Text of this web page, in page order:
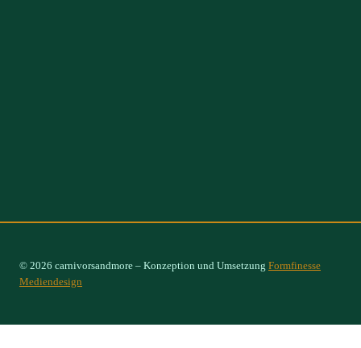
© 2026 carnivorsandmore – Konzeption und Umsetzung Formfinesse
Mediendesign